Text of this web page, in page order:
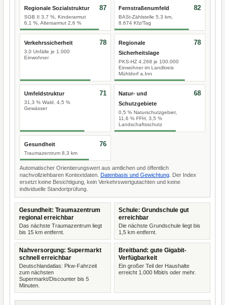
Regionale Sozialstruktur
SGB II 3,7 %, Kinderarmut
6,1 %, Altersarmut 2,6 %
87 Fernstraßenumfeld
BASt-Zählstelle 5,3 km,
8.674 Kfz/Tag
82
Verkehrssicherheit
3,0 Unfälle je 1.000
Einwohner
78
Regionale
Sicherheitslage
PKS-HZ 4.268 je 100.000
Einwohner im Landkreis
Mühldorf a.Inn
78
Umfeldstruktur
31,3 % Wald, 4,5 %
Gewässer
71
Natur- und
Schutzgebiete
0,5 % Naturschutzgebiet,
11,6 % FFH, 3,5 %
Landschaftsschutz
68
Gesundheit
Traumazentrum 8,3 km
76
Automatischer Orientierungswert aus amtlichen und öffentlich
nachvollziehbaren Kontextdaten. Datenbasis und Gewichtung . Der Index
ersetzt keine Besichtigung, kein Verkehrswertgutachten und keine
individuelle Standortprüfung.
Gesundheit: Traumazentrum
regional erreichbar
Das nächste Traumazentrum liegt
bis 15 km entfernt.
Schule: Grundschule gut
erreichbar
Die nächste Grundschule liegt bis
1,5 km entfernt.
Nahversorgung: Supermarkt
schnell erreichbar
Deutschlandatlas: Pkw-Fahrzeit
zum nächsten
Supermarkt/Discounter bis 5
Minuten.
Breitband: gute Gigabit-
Verfügbarkeit
Ein großer Teil der Haushalte
erreicht 1.000 Mbit/s oder mehr.